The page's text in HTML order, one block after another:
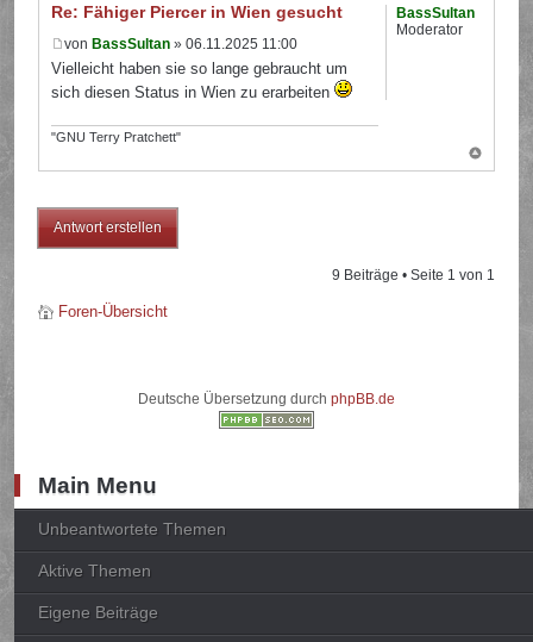
Re: Fähiger Piercer in Wien gesucht
vonBassSultan » 06.11.2025 11:00
Vielleicht haben sie so lange gebraucht um
sich diesen Status in Wien zu erarbeiten
"GNU Terry Pratchett"
BassSultan
Moderator
Antwort erstellen
9 Beiträge • Seite 1 von 1
Foren-Übersicht
Deutsche Übersetzung durch phpBB.de
Main Menu
Unbeantwortete Themen
Aktive Themen
Eigene Beiträge